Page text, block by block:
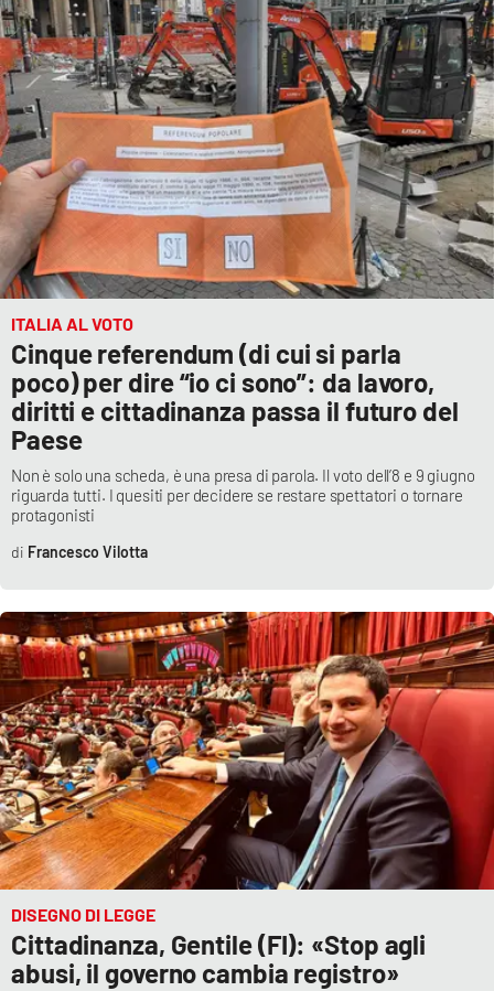
Vibo Valentia
Reggio Calabria
Cosenza
Lamezia Terme
PROGETTI
SPECIALI
Buona Sanità Calabria
LA
CALABRIAVISIONE
Destinazioni
Eventi
Storie
LAC
NETWORK
Lacplay.it
Lactv.it
Laconair.it
Lacitymag.it
ITALIA AL VOTO
Cinque referendum (di cui si parla
poco) per dire “io ci sono”: da lavoro,
diritti e cittadinanza passa il futuro del
Paese
Non è solo una scheda, è una presa di parola. Il voto dell’8 e 9 giugno
riguarda tutti. I quesiti per decidere se restare spettatori o tornare
protagonisti
Francesco Vilotta
DISEGNO DI LEGGE
Cittadinanza, Gentile (FI): «Stop agli
abusi, il governo cambia registro»